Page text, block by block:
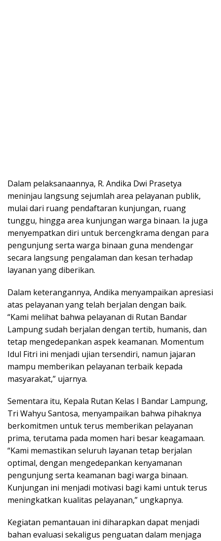
Dalam pelaksanaannya, R. Andika Dwi Prasetya
meninjau langsung sejumlah area pelayanan publik,
mulai dari ruang pendaftaran kunjungan, ruang
tunggu, hingga area kunjungan warga binaan. Ia juga
menyempatkan diri untuk bercengkrama dengan para
pengunjung serta warga binaan guna mendengar
secara langsung pengalaman dan kesan terhadap
layanan yang diberikan.
Dalam keterangannya, Andika menyampaikan apresiasi
atas pelayanan yang telah berjalan dengan baik.
“Kami melihat bahwa pelayanan di Rutan Bandar
Lampung sudah berjalan dengan tertib, humanis, dan
tetap mengedepankan aspek keamanan. Momentum
Idul Fitri ini menjadi ujian tersendiri, namun jajaran
mampu memberikan pelayanan terbaik kepada
masyarakat,” ujarnya.
Sementara itu, Kepala Rutan Kelas I Bandar Lampung,
Tri Wahyu Santosa, menyampaikan bahwa pihaknya
berkomitmen untuk terus memberikan pelayanan
prima, terutama pada momen hari besar keagamaan.
“Kami memastikan seluruh layanan tetap berjalan
optimal, dengan mengedepankan kenyamanan
pengunjung serta keamanan bagi warga binaan.
Kunjungan ini menjadi motivasi bagi kami untuk terus
meningkatkan kualitas pelayanan,” ungkapnya.
Kegiatan pemantauan ini diharapkan dapat menjadi
bahan evaluasi sekaligus penguatan dalam menjaga